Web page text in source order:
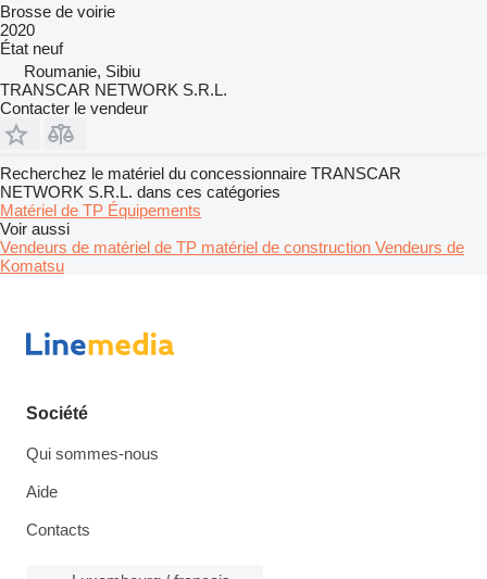
Brosse de voirie
2020
État neuf
Roumanie, Sibiu
TRANSCAR NETWORK S.R.L.
Contacter le vendeur
Recherchez le matériel du concessionnaire TRANSCAR
NETWORK S.R.L. dans ces catégories
Matériel de TP Équipements
Voir aussi
Vendeurs de matériel de TP matériel de construction Vendeurs de
Komatsu
Société
Qui sommes-nous
Aide
Contacts